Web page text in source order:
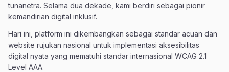
tunanetra. Selama dua dekade, kami berdiri sebagai pionir
kemandirian digital inklusif.
Hari ini, platform ini dikembangkan sebagai standar acuan dan
website rujukan nasional untuk implementasi aksesibilitas
digital nyata yang mematuhi standar internasional WCAG 2.1
Level AAA.